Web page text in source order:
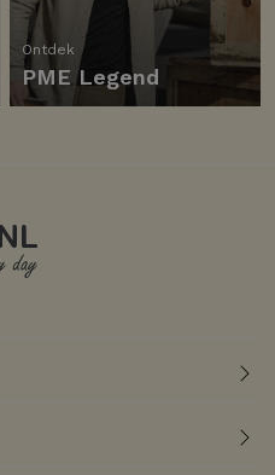
Ontdek
PME Legend